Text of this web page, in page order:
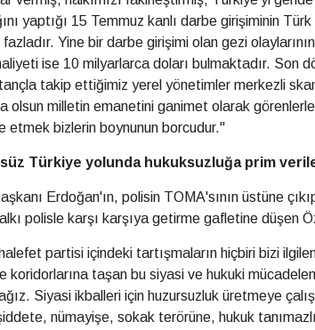
yaptığı 15 Temmuz kanlı darbe girişiminin
Yine bir darbe girişimi olan gezi
ise 10 milyarlarca doları bulmaktadır. Son
takip ettiğimiz yerel yönetimler merkezli
olsun milletin emanetini ganimet olarak
etmek bizlerin boynunun borcudur."
Türkiye yolunda hukuksuzluğa prim
Erdoğan'ın, polisin TOMA'sının üstüne
polisle karşı karşıya getirme gafletine düşen
partisi içindeki tartışmaların hiçbiri bizi
koridorlarına taşan bu siyasi ve hukuki
Siyasi ikballeri için huzursuzluk üretmeye
nümayişe, sokak terörüne, hukuk